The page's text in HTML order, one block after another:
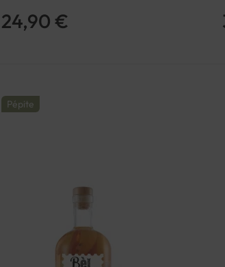
24,90 €
Pépite